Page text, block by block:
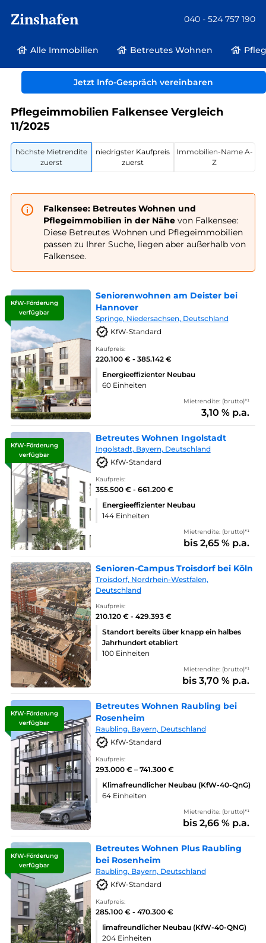
Zinshafen 040 - 524 757 190
Alle Immobilien Betreutes Wohnen
Jetzt Info-Gespräch vereinbaren
Betreutes Wohnen und Pflegeimmobilien Deutschland
Pflegeimmobilien Falkensee Vergleich
11/2025
höchste Mietrendite
zuerst
niedrigster Kaufpreis
zuerst
Immobilien-Name A-
Z
Falkensee: Betreutes Wohnen und
Pflegeimmobilien in der Nähevon Falkensee:
Diese Betreutes Wohnen und Pflegeimmobilien
passen zu Ihrer Suche, liegen aber außerhalb von
Falkensee.
KfW-Förderung
verfügbar
Seniorenwohnen am Deister bei
Hannover
Springe, Niedersachsen, Deutschland
KfW-Standard
Kaufpreis:
220.100 € - 385.142 €
Energieeffizienter Neubau
60 Einheiten
Mietrendite: (brutto)*¹
3,10 % p.a.
KfW-Förderung
verfügbar
Betreutes Wohnen Ingolstadt
Ingolstadt, Bayern, Deutschland
KfW-Standard
Kaufpreis:
355.500 € - 661.200 €
Energieeffizienter Neubau
144 Einheiten
Mietrendite: (brutto)*¹
bis 2,65 % p.a.
Senioren-Campus Troisdorf bei Köln
Troisdorf, Nordrhein-Westfalen,
Deutschland
Kaufpreis:
210.120 € - 429.393 €
Standort bereits über knapp ein halbes
Jahrhundert etabliert
100 Einheiten
Mietrendite: (brutto)*¹
bis 3,70 % p.a.
KfW-Förderung
verfügbar
Betreutes Wohnen Raubling bei
Rosenheim
Raubling. Bayern, Deutschland
KfW-Standard
Kaufpreis:
293.000 € – 741.300 €
Klimafreundlicher Neubau (KfW-40-QnG)
64 Einheiten
Mietrendite: (brutto)*¹
bis 2,66 % p.a.
KfW-Förderung
verfügbar
Betreutes Wohnen Plus Raubling
bei Rosenheim
Raubling. Bayern, Deutschland
KfW-Standard
Kaufpreis:
285.100 € - 470.300 €
limafreundlicher Neubau (KfW-40-QNG)
204 Einheiten